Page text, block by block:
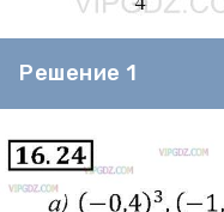
Решение 1